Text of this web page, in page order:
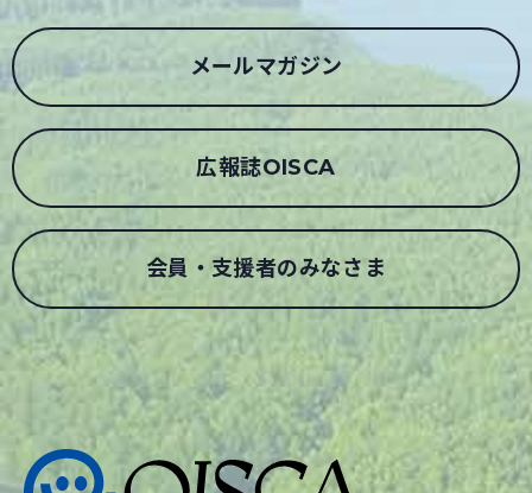
メールマガジン
広報誌OISCA
会員・支援者のみなさま